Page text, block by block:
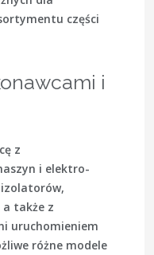
części
i
z
i elektro-
także z
uruchomieniem
różne modele